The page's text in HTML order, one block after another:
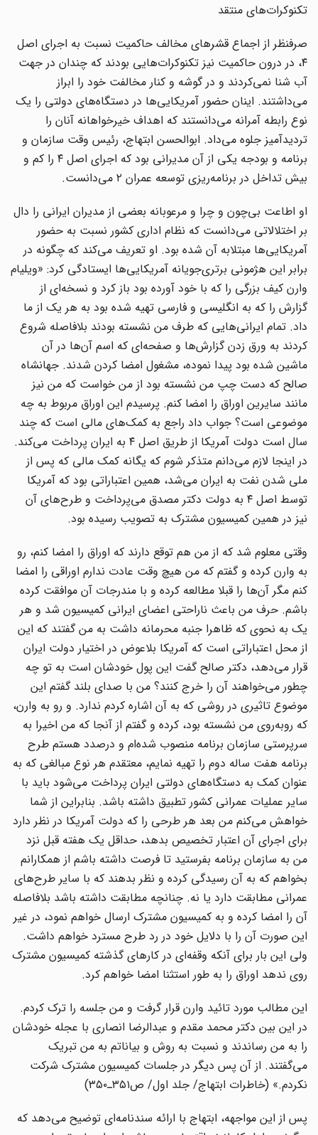
تکنوکرات‌های منتقد
صرفنظر از اجماع قشرهای مخالف حاکمیت نسبت به اجرای اصل
۴، در درون حاکمیت نیز تکنوکرات‌هایی بودند که چندان در جهت
آب شنا نمی‌کردند و در گوشه و کنار مخالفت خود را ابراز
می‌داشتند. اینان حضور آمریکایی‌ها در دستگاه‌های دولتی را یک
نوع رابطه آمرانه می‌دانستند که اهداف خیرخواهانه آنان را
تردیدآمیز جلوه می‌داد. ابوالحسن ابتهاج، رئیس وقت سازمان و
برنامه و بودجه یکی از آن مدیرانی بود که اجرای اصل ۴ را کم و
بیش تداخل در برنامه‌ریزی توسعه عمران ۲ می‌دانست.
او اطاعت بی‌چون و چرا و مرعوبانه بعضی از مدیران ایرانی را دال
بر اختلالاتی می‌دانست که نظام اداری کشور نسبت به حضور
آمریکایی‌ها مبتلابه آن شده بود. او تعریف می‌کند که چگونه در
برابر این هژمونی برتری‌جویانه آمریکایی‌ها ایستادگی کرد: «ویلیام
وارن کیف بزرگی را که با خود آورده بود باز کرد و نسخه‌ای از
گزارش را که به انگلیسی و فارسی تهیه شده بود به هر یک از ما
داد. تمام ایرانی‌هایی که طرف من نشسته بودند بلافاصله شروع
کردند به ورق زدن گزارش‌ها و صفحه‌ای که اسم آن‌ها در آن
ماشین شده بود پیدا نموده، مشغول امضا کردن شدند. جهانشاه
صالح که دست چپ من نشسته بود از من خواست که من نیز
مانند سایرین اوراق را امضا کنم. پرسیدم این اوراق مربوط به چه
موضوعی است؟ جواب داد راجع به کمک‌های مالی است که چند
سال است دولت آمریکا از طریق اصل ۴ به ایران پرداخت می‌کند.
در اینجا لازم می‌دانم متذکر شوم که یگانه کمک مالی که پس از
ملی شدن نفت به ایران می‌شد، همین اعتباراتی بود که آمریکا
توسط اصل ۴ به دولت دکتر مصدق می‌پرداخت و طرح‌های آن
نیز در همین کمیسیون مشترک به تصویب رسیده بود.
وقتی معلوم شد که از من هم توقع دارند که اوراق را امضا کنم، رو
به وارن کرده و گفتم که من هیچ وقت عادت ندارم اوراقی را امضا
کنم مگر آن‌ها را قبلا مطالعه کرده و با مندرجات آن موافقت کرده
باشم. حرف من باعث ناراحتی اعضای ایرانی کمیسیون شد و هر
یک به نحوی که ظاهرا جنبه محرمانه داشت به من گفتند که این
از محل اعتباراتی است که آمریکا بلاعوض در اختیار دولت ایران
قرار می‌دهد، دکتر صالح گفت این پول خودشان است به تو چه
چطور می‌خواهند آن را خرج کنند؟ من با صدای بلند گفتم این
موضوع تاثیری در روشی که به آن اشاره کردم ندارد. و رو به وارن،
که روبه‌روی من نشسته بود، کرده و گفتم از آنجا که من اخیرا به
سرپرستی سازمان برنامه منصوب شده‌ام و درصدد هستم طرح
برنامه هفت ساله دوم را تهیه نمایم، معتقدم هر نوع مبالغی که به
عنوان کمک به دستگاه‌های دولتی ایران پرداخت می‌شود باید با
سایر عملیات عمرانی کشور تطبیق داشته باشد. بنابراین از شما
خواهش می‌کنم من بعد هر طرحی را که دولت آمریکا در نظر دارد
برای اجرای آن اعتبار تخصیص بدهد، حداقل یک هفته قبل نزد
من به سازمان برنامه بفرستید تا فرصت داشته باشم از همکارانم
بخواهم که به آن رسیدگی کرده و نظر بدهند که با سایر طرح‌های
عمرانی مطابقت دارد یا نه. چنانچه مطابقت داشته باشد بلافاصله
آن را امضا کرده و به کمیسیون مشترک ارسال خواهم نمود، در غیر
این صورت آن را با دلایل خود در رد طرح مسترد خواهم داشت.
ولی این بار برای آنکه وقفه‌ای در کارهای گذشته کمیسیون مشترک
روی ندهد اوراق را به طور استثنا امضا خواهم کرد.
این مطالب مورد تائید وارن قرار گرفت و من جلسه را ترک کردم.
در این بین دکتر محمد مقدم و عبدالرضا انصاری با عجله خودشان
را به من رساندند و نسبت به روش و بیاناتم به من تبریک
می‌گفتند. از آن پس دیگر در جلسات کمیسیون مشترک شرکت
نکردم.» (خاطرات ابتهاج/ جلد اول/ ص۳۵۱ـ۳۵۰)
پس از این مواجهه، ابتهاج با ارائه سندنامه‌ای توضیح می‌دهد که